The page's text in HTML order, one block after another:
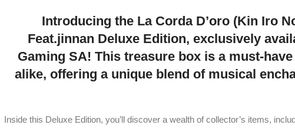
Introducing the La Corda D’oro (Kin Iro
Feat.jinnan Deluxe Edition, exclusively
Gaming SA! This treasure box is a must-
alike, offering a unique blend of musical
Inside this Deluxe Edition, you’ll discover a wealth of collector’s items,